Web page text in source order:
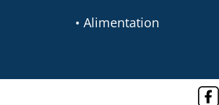
• Alimentation